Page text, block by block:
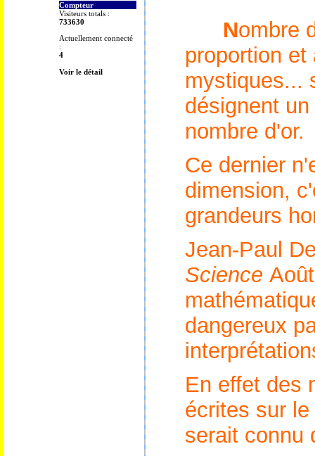
Compteur
Visiteurs totals :
733630
Actuellement connecté
:
4
Voir le détail
Nombre
proportion
mystiques...
désignent
nombre d'or.
Ce dernier
dimension,
grandeurs
Jean-Paul
Science
dangereux
En effet des
écrites sur
serait connu